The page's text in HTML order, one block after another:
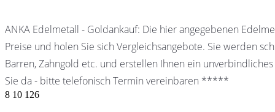
ANKA Edelmetall - Goldankauf: Die hier angegebenen
Preise und holen Sie sich Vergleichsangebote. Sie werden
Barren, Zahngold etc. und erstellen Ihnen ein
Sie da - bitte telefonisch Termin vereinbaren *****
8 10 126